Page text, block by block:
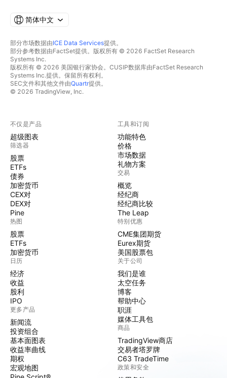
简体中文
部分市场数据由ICE Data Services提供。
部分参考数据由FactSet提供。版权所有 © 2026 FactSet Research
Systems Inc.
版权所有 © 2026 美国银行家协会。CUSIP数据库由FactSet Research
Systems Inc.提供。保留所有权利。
SEC文件和其他文件由Quartr提供。
© 2026 TradingView, Inc.
不仅是产品
超级图表
筛选器
股票
ETFs
债券
加密货币
CEX对
DEX对
Pine
热图
股票
ETFs
加密货币
日历
经济
收益
股利
IPO
更多产品
新闻流
投资组合
基本面图表
收益率曲线
期权
宏观地图
工具和订阅
功能特色
价格
市场数据
礼物方案
交易
概览
经纪商
经纪商比较
The Leap
特别优惠
CME集团期货
Eurex期货
美国股票包
关于公司
我们是谁
太空任务
博客
帮助中心
职涯
媒体工具包
商品
TradingView商店
交易者塔罗牌
C63 TradeTime
政策和安全